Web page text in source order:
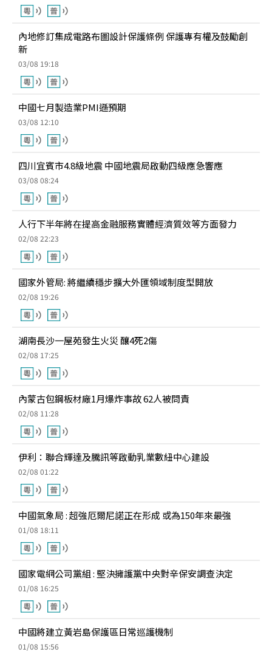
內地修訂集成電路布圖設計保護條例 保護專有權及鼓勵創
新
03/08 19:18
中國七月製造業PMI遜預期
03/08 12:10
四川宜賓市4.8級地震 中國地震局啟動四級應急響應
03/08 08:24
人行下半年將在提高金融服務實體經濟質效等方面發力
02/08 22:23
國家外管局: 將繼續穩步擴大外匯領域制度型開放
02/08 19:26
湖南長沙一屋苑發生火災 釀4死2傷
02/08 17:25
內蒙古包鋼板材廠1月爆炸事故 62人被問責
02/08 11:28
伊利：聯合輝達及騰訊等啟動乳業數紐中心建設
02/08 01:22
中國氣象局 : 超強厄爾尼諾正在形成 或為150年來最強
01/08 18:11
國家電網公司黨組 : 堅決擁護黨中央對辛保安調查決定
01/08 16:25
中國將建立黃岩島保護區日常巡護機制
01/08 15:56